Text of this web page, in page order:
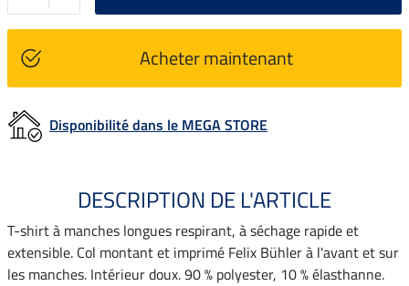
Acheter maintenant
Disponibilité dans le MEGA STORE
DESCRIPTION DE L'ARTICLE
T-shirt à manches longues respirant, à séchage rapide et
extensible. Col montant et imprimé Felix Bühler à l'avant et sur
les manches. Intérieur doux. 90 % polyester, 10 % élasthanne.